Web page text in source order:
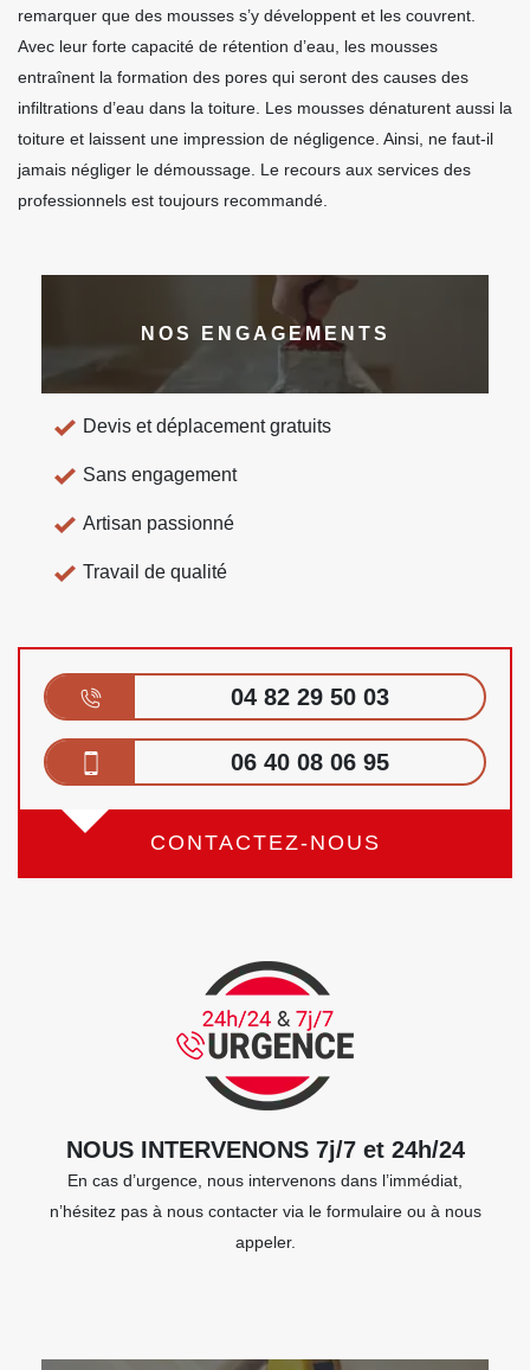
remarquer que des mousses s’y développent et les couvrent.
Avec leur forte capacité de rétention d’eau, les mousses
entraînent la formation des pores qui seront des causes des
infiltrations d’eau dans la toiture. Les mousses dénaturent aussi la
toiture et laissent une impression de négligence. Ainsi, ne faut-il
jamais négliger le démoussage. Le recours aux services des
professionnels est toujours recommandé.
NOS ENGAGEMENTS
Devis et déplacement gratuits
Sans engagement
Artisan passionné
Travail de qualité
04 82 29 50 03
06 40 08 06 95
CONTACTEZ-NOUS
NOUS INTERVENONS 7j/7 et 24h/24
En cas d’urgence, nous intervenons dans l’immédiat,
n’hésitez pas à nous contacter via le formulaire ou à nous
appeler.